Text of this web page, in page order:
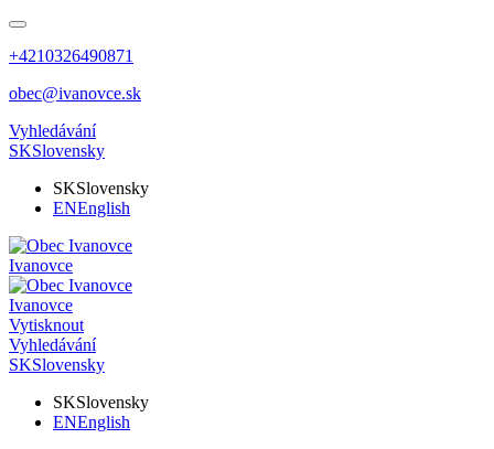
+4210326490871
obec@ivanovce.sk
Vyhledávání
SKSlovensky
SKSlovensky
ENEnglish
Ivanovce
Ivanovce
Vytisknout
Vyhledávání
SKSlovensky
SKSlovensky
ENEnglish